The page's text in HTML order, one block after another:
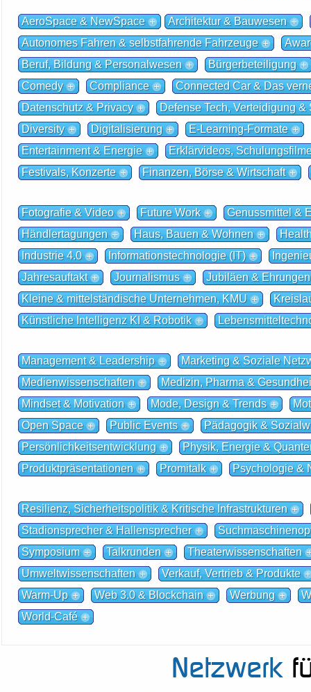
AeroSpace & NewSpace
Architektur & Bauwesen
Autonomes Fahren & selbstfahrende Fahrzeuge
Beruf, Bildung & Personalwesen
Bürgerbeteiligung
Comedy
Compliance
Connected Car & Das
Datenschutz & Privacy
Defense Tech, Verteidigung &
Diversity
Digitalisierung
E-Learning-Formate
Entertainment & Energie
Erklärvideos,
Festivals, Konzerte
Finanzen, Börse & Wirtschaft
Fotografie & Video Future Work
Genussmittel &
Händlertagungen
Haus, Bauen & Wohnen
Industrie 4.0
Informationstechnologie (IT)
Jahresauftakt
Journalismus
Jubiläen & Ehrungen
Kleine & mittelständische Unternehmen, KMU
Künstliche Intelligenz KI & Robotik
Management & Leadership
Marketing & Soziale
Medienwissenschaften
Medizin, Pharma &
Mindset & Motivation
Mode, Design & Trends
Open Space
Public Events
Pädagogik &
Persönlichkeitsentwicklung
Physik, Energie &
Produktpräsentationen
Promitalk Psychologie &
Resilienz, Sicherheitspolitik & Kritische Infrastrukturen
Stadionsprecher & Hallensprecher
Symposium
Talkrunden
Theaterwissenschaften
Umweltwissenschaften
Verkauf, Vertrieb & Produkte
Warm-Up
Web 3.0 & Blockchain Werbung
World-Café
Netzwerk